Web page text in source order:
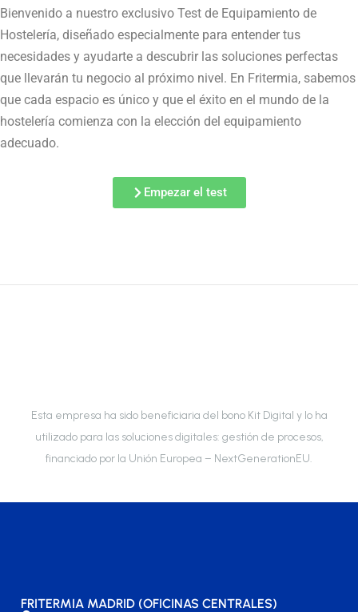
Bienvenido a nuestro exclusivo Test de Equipamiento de
Hostelería, diseñado especialmente para entender tus
necesidades y ayudarte a descubrir las soluciones perfectas
que llevarán tu negocio al próximo nivel. En Fritermia, sabemos
que cada espacio es único y que el éxito en el mundo de la
hostelería comienza con la elección del equipamiento
adecuado.
Empezar el test
Esta empresa ha sido beneficiaria del bono Kit Digital y lo ha
utilizado para las soluciones digitales: gestión de procesos,
financiado por la Unión Europea – NextGenerationEU.
FRITERMIA MADRID (OFICINAS CENTRALES)